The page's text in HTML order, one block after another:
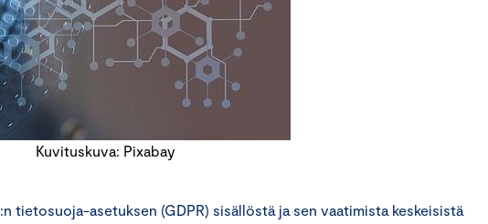
Kuvituskuva: Pixabay
tietosuoja-asetuksen (GDPR) sisällöstä ja sen vaatimista keskeisistä